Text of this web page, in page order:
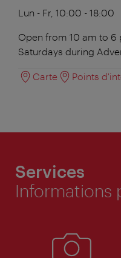
Lun - Fr, 10:00 - 18:00
Open from 10 am to
Saturdays during
Carte Points
Services
Informations